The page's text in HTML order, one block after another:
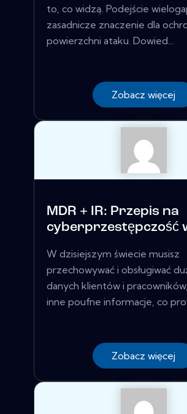
to, co widzą. Podejście
zasadnicze znaczenie dla
powierzchni ataku. Dowied...
Zobacz więcej
MDR + IR: Przepis na
cyberprzestępczość
W dzisiejszym świecie musisz
przechowywać i obsługiwać
danych klientów i
inne poufne informacje, co
Zobacz więcej